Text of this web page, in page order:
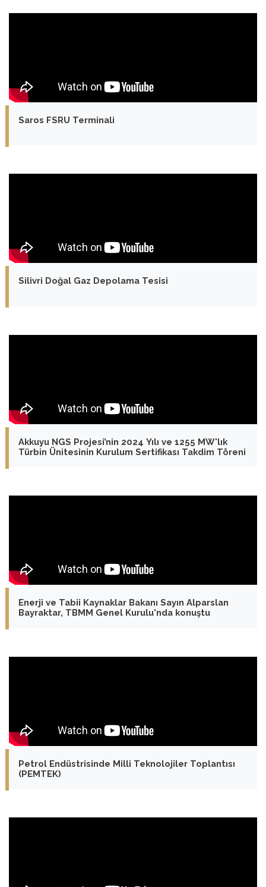
Saros FSRU Terminali
Silivri Doğal Gaz Depolama Tesisi
Akkuyu NGS Projesi’nin 2024 Yılı ve 1255 MW'lık
Türbin Ünitesinin Kurulum Sertifikası Takdim Töreni
Enerji ve Tabii Kaynaklar Bakanı Sayın Alparslan
Bayraktar, TBMM Genel Kurulu'nda konuştu
Petrol Endüstrisinde Milli Teknolojiler Toplantısı
(PEMTEK)